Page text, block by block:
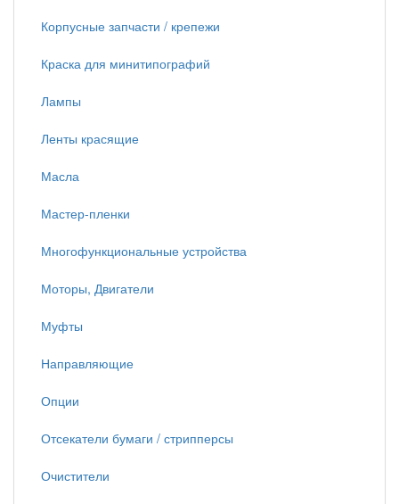
Корпусные запчасти / крепежи
Краска для минитипографий
Лампы
Ленты красящие
Масла
Мастер-пленки
Многофункциональные устройства
Моторы, Двигатели
Муфты
Направляющие
Опции
Отсекатели бумаги / стрипперсы
Очистители